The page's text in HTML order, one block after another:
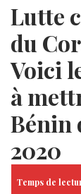
Lutte
du
Voici
à
Bénin
2020